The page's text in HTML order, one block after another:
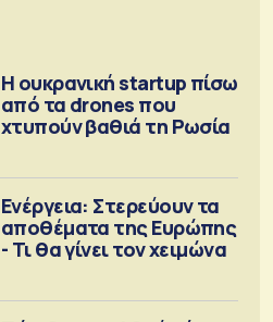
Η ουκρανική startup πίσω
από τα drones που
χτυπούν βαθιά τη Ρωσία
Ενέργεια: Στερεύουν τα
αποθέματα της Ευρώπης
- Τι θα γίνει τον χειμώνα